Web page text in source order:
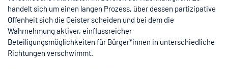
handelt sich um einen langen Prozess, über dessen partizipative
Offenheit sich die Geister scheiden und bei dem die
Wahrnehmung aktiver, einflussreicher
Beteiligungsmöglichkeiten für Bürger*innen in unterschiedliche
Richtungen verschwimmt.